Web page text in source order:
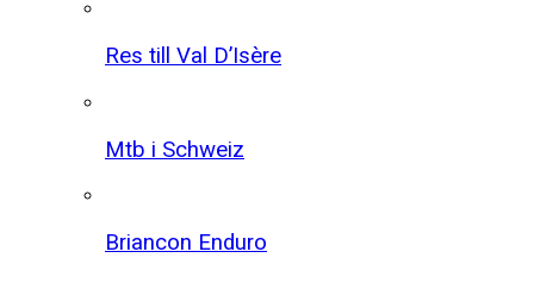
Res till Val D’Isère
Mtb i Schweiz
Briancon Enduro